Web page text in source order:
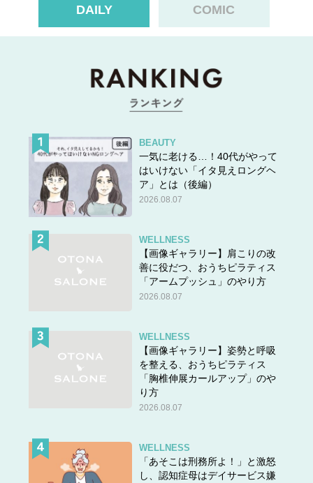
DAILY COMIC
BEAUTY
一気に老ける…！40代がやって
はいけない「イタ見えロングヘ
ア」とは（後編）
2026.08.07
WELLNESS
【画像ギャラリー】肩こりの改
善に役だつ、おうちピラティス
「アームプッシュ」のやり方
2026.08.07
WELLNESS
【画像ギャラリー】姿勢と呼吸
を整える、おうちピラティス
「胸椎伸展カールアップ」のや
り方
2026.08.07
WELLNESS
「あそこは刑務所よ！」と激怒
し、認知症母はデイサービス嫌